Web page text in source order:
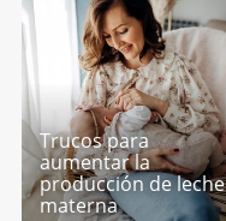
Trucos para
aumentar la
producción de leche
materna